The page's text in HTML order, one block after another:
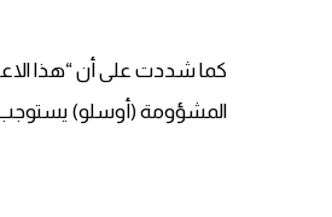
المشؤومة (أوسلو) يستوجب